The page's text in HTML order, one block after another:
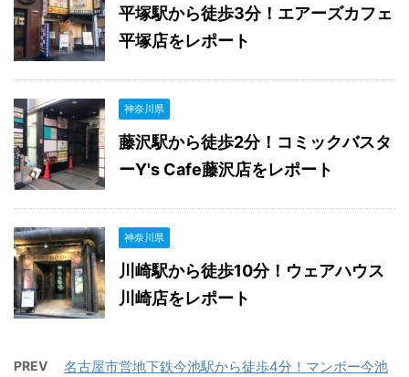
平塚駅から徒歩3分！エアーズカフェ
平塚店をレポート
神奈川県
藤沢駅から徒歩2分！コミックバスタ
ーY's Cafe藤沢店をレポート
神奈川県
川崎駅から徒歩10分！ウェアハウス
川崎店をレポート
PREV
名古屋市営地下鉄今池駅から徒歩4分！マンボー今池